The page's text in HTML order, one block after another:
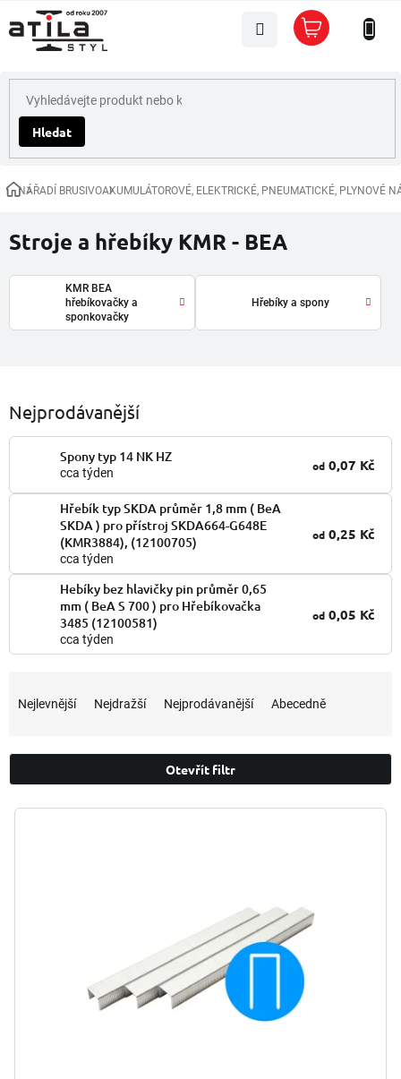
na
obsah
Hledat
Nákupní
košík
DomůNÁŘADÍ BRUSIVOAKUMULÁTOROVÉ, ELEKTRICKÉ, PNEUMATICKÉ, PLYNOVÉ
Stroje a hřebíky KMR - BEA
KMR BEA
hřebíkovačky a
sponkovačky
Hřebíky a spony
Nejprodávanější
Spony typ 14 NK HZ
cca týden
od 0,07 Kč
Hřebík typ SKDA průměr 1,8 mm ( BeA
SKDA ) pro přístroj SKDA664-G648E
(KMR3884), (12100705)
cca týden
od 0,25 Kč
Hebíky bez hlavičky pin průměr 0,65
mm ( BeA S 700 ) pro Hřebíkovačka
3485 (12100581)
cca týden
od 0,05 Kč
n
í
r
Nejlevnější Nejdražší Nejprodávanější Abecedně
Otevřít filtr
V